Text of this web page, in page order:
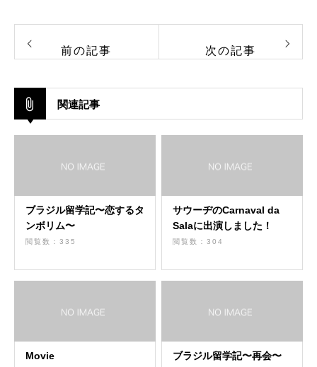
前の記事 次の記事
関連記事
ブラジル留学記〜恋するタ
ンボリム〜
閲覧数：335
サウーヂのCarnaval da
Salaに出演しました！
閲覧数：304
Movie ブラジル留学記〜再会〜